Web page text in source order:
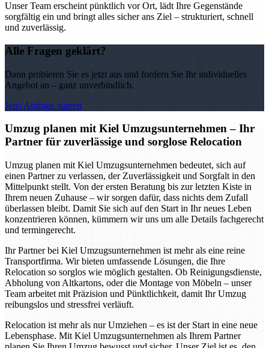
Unser Team erscheint pünktlich vor Ort, lädt Ihre Gegenstände
sorgfältig ein und bringt alles sicher ans Ziel – strukturiert, schnell
und zuverlässig.
Alle Fragen geklärt?
Dann probieren Sie es jetzt aus und fordern Sie Ihr individuelles
Angebot an – ganz unverbindlich.
Jetzt Anfrage starten
Umzug planen mit Kiel Umzugsunternehmen – Ihr
Partner für zuverlässige und sorglose Relocation
Umzug planen mit Kiel Umzugsunternehmen bedeutet, sich auf
einen Partner zu verlassen, der Zuverlässigkeit und Sorgfalt in den
Mittelpunkt stellt. Von der ersten Beratung bis zur letzten Kiste in
Ihrem neuen Zuhause – wir sorgen dafür, dass nichts dem Zufall
überlassen bleibt. Damit Sie sich auf den Start in Ihr neues Leben
konzentrieren können, kümmern wir uns um alle Details fachgerecht
und termingerecht.
Ihr Partner bei Kiel Umzugsunternehmen ist mehr als eine reine
Transportfirma. Wir bieten umfassende Lösungen, die Ihre
Relocation so sorglos wie möglich gestalten. Ob Reinigungsdienste,
Abholung von Altkartons, oder die Montage von Möbeln – unser
Team arbeitet mit Präzision und Pünktlichkeit, damit Ihr Umzug
reibungslos und stressfrei verläuft.
Relocation ist mehr als nur Umziehen – es ist der Start in eine neue
Lebensphase. Mit Kiel Umzugsunternehmen als Ihrem Partner